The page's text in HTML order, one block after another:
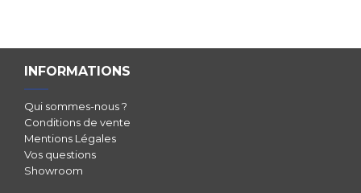
INFORMATIONS
Qui sommes-nous ?
Conditions de vente
Mentions Légales
Vos questions
Showroom